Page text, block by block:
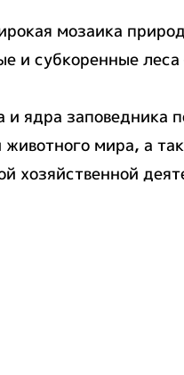
мозаика
и субкоренные
и ядра
животного мира, а
хозяйственной